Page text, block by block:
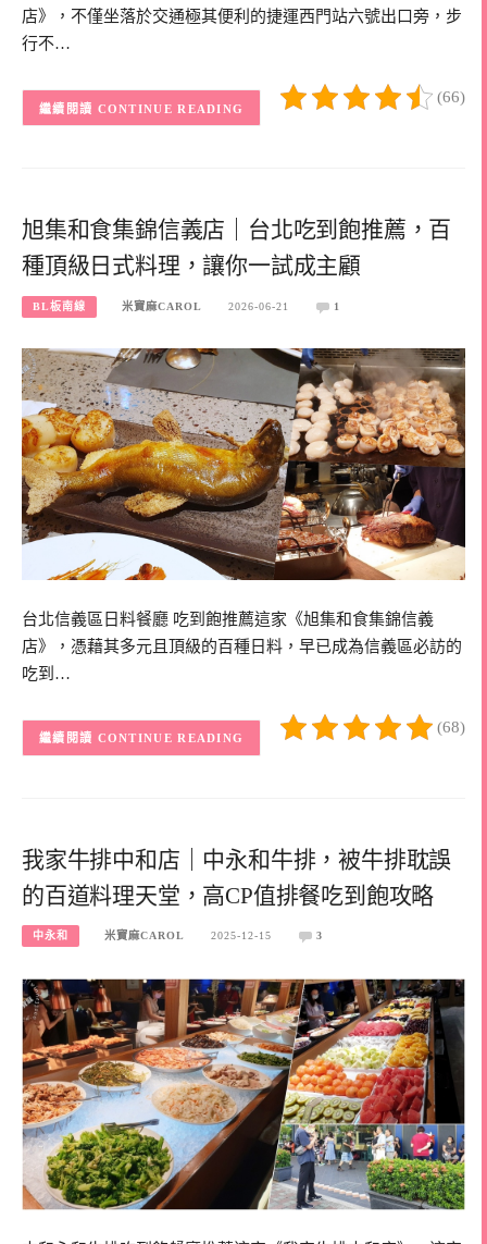
店》，不僅坐落於交通極其便利的捷運西門站六號出口旁，步
行不…
(66)
CONTINUE READING
旭集和食集錦信義店｜台北吃到飽推薦，百
種頂級日式料理，讓你一試成主顧
BL板南線 米寶麻CAROL 2026-06-21 1
台北信義區日料餐廳 吃到飽推薦這家《旭集和食集錦信義
店》，憑藉其多元且頂級的百種日料，早已成為信義區必訪的
吃到…
(68)
CONTINUE READING
我家牛排中和店｜中永和牛排，被牛排耽誤
的百道料理天堂，高CP值排餐吃到飽攻略
中永和 米寶麻CAROL 2025-12-15 3